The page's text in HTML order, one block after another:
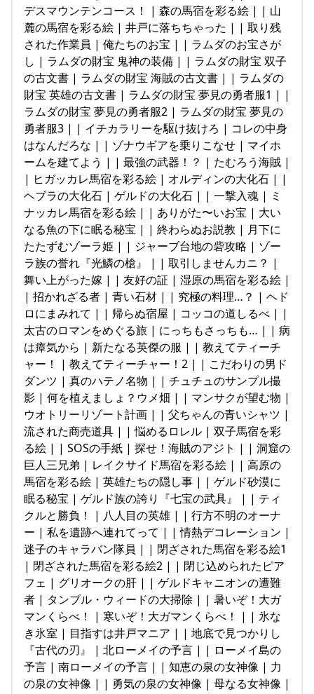
デスマウンテンコース！ | 森の馬宿を彩る絵 | | 山
麓の馬宿を彩る絵 | 井戸に落ちちゃった | | 取り残
された作業員 | 俺たちのお宝 | | ラムダのお宝さが
し | ラムダの財宝 鬼神の装備 | | ラムダの財宝 双子
の古文書 | ラムダの財宝 海賊の古文書 | | ラムダの
財宝 英雄の古文書 | ラムダの財宝 夢見の勇者服1 | |
ラムダの財宝 夢見の勇者服2 | ラムダの財宝 夢見の
勇者服3 | | イチカラリーを駆け抜けろ | コレの中身
はなんだろな | | ゾナウギアを乗りこなせ | マイホ
ームを建てよう | | 最強の武器！？ | たむろう海賊 |
| ヒガッカレ馬宿を彩る絵 | オルディンの大化石 | |
ヘブラの大化石 | ゲルドの大化石 | | 一撃入魂 | ミ
ナッカレ馬宿を彩る絵 | | ありがた〜いお宝 | 大い
なる魚の下に眠る秘宝 | | 終わらぬお説教 | 月下に
たたずむゾーラ姫 | | ジャーブ台地の砦攻略 | ゾー
ラ族の誉れ『光鱗の槍』 | | 取引しませんカニ？ |
舞い上がった嫁 | | 友好の証 | 湿原の馬宿を彩る絵 |
| 招かれざる者 | 青い石材 | | 究極の料理…？ | ヘド
ロにまみれて | | 帰らぬ宿屋 | コッコの道しるべ | |
太古のロマンをめぐる旅 | にっちもさっちも… | | 病
は瘴気から | 新たなる英傑の服 | | 教えてティーチ
ャー！ | 教えてティーチャー！2 | | こだわりの男ド
ダンツ | 真のハテノ名物 | | チュチュのサンプル撮
影 | 何を植えましょ？ウメ畑 | | マンサクが望む物 |
ウオトリーリゾート計画 | | 父ちゃんの青いシャツ |
流された商売道具 | | 悩めるロレル | 双子馬宿を彩
る絵 | | SOSの手紙 | 探せ！海賊のアジト | | 洞窟の
巨人三兄弟 | レイクサイド馬宿を彩る絵 | | 高原の
馬宿を彩る絵 | 英雄たちの隠し事 | | ゲルド砂漠に
眠る秘宝 | ゲルド族の誇り『七宝の武具』 | | ティ
クルと勝負！ | 八人目の英雄 | | 行方不明のオーナ
ー | 私を遺跡へ連れてって | | 情熱デコレーション |
迷子のキャラバン隊員 | | 閉ざされた馬宿を彩る絵1
| 閉ざされた馬宿を彩る絵2 | | 閉じ込められたピア
フェ | グリオークの肝 | | ゲルドキャニオンの遭難
者 | タンブル・ウィードの大掃除 | | 暑いぞ！大ガ
マンくらべ！ | 寒いぞ！大ガマンくらべ！ | | 氷な
き氷室 | 目指すは井戸マニア | | 地底で見つかりし
『古代の刃』 | 北ローメイの予言 | | ローメイ島の
予言 | 南ローメイの予言 | | 知恵の泉の女神像 | 力
の泉の女神像 | | 勇気の泉の女神像 | 母なる女神像 |